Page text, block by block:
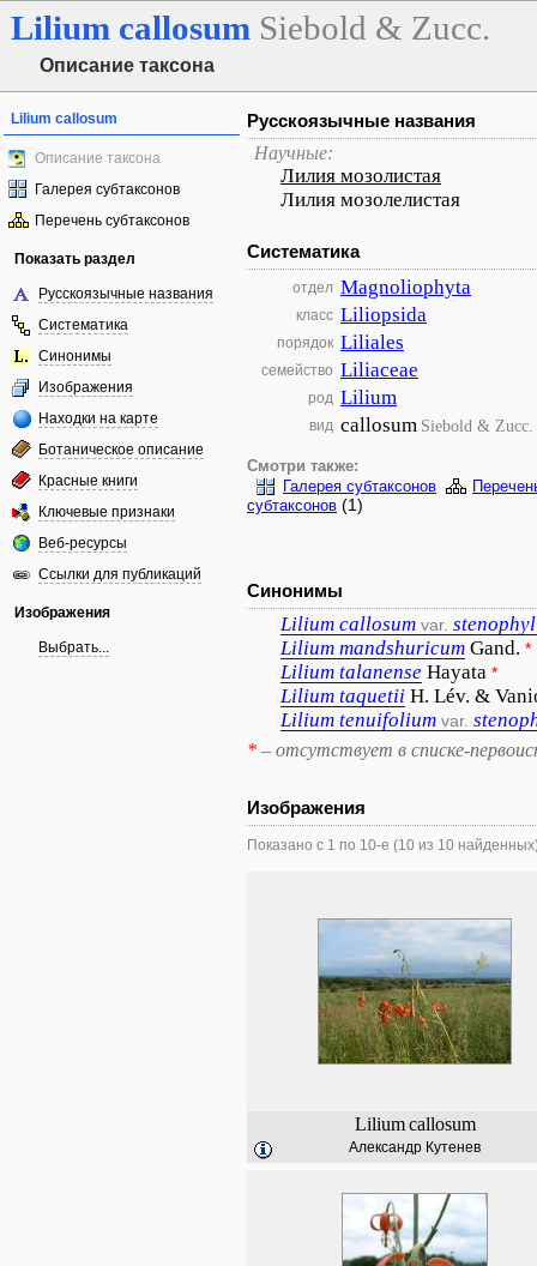
Lilium callosum Siebold & Zucc.
Описание таксона
Lilium callosum
Описание таксона
Галерея субтаксонов
Перечень субтаксонов
Показать раздел
Русскоязычные названия
Систематика
Синонимы
Изображения
Находки на карте
Ботаническое описание
Красные книги
Ключевые признаки
Веб-ресурсы
Ссылки для публикаций
Изображения
Выбрать...
Русскоязычные названия
Научные:
Лилия мозолистая
Лилия мозолелистая
Систематика
отдел Magnoliophyta
класс Liliopsida
порядок Liliales
семейство Liliaceae
род Lilium
вид callosum Siebold & Zucc.
Смотри также:
Галерея субтаксонов
субтаксонов (1)
Синонимы
Lilium callosum var.
Lilium mandshuricum Gand. *
Lilium talanense Hayata *
Lilium taquetii H. Lév. &
Lilium tenuifolium var.
* – отсутствует в списке-
Изображения
Показано с 1 по 10-е (10 из 10
Lilium callosum
Александр Кутенев